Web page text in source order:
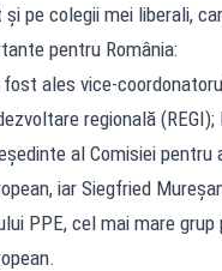
pe colegii mei liberali,
pentru România:
ales vice-
regională
al Comisiei pentru
iar Siegfried
PPE, cel mai mare